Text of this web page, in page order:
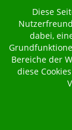
Diese
dabei,
Bereiche der
diese